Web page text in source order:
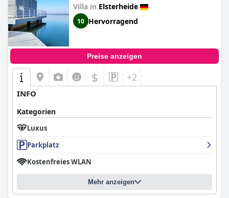
Villa in Elsterheide
10 Hervorragend
Preise anzeigen
$ +2
INFO
Kategorien
Luxus
Parkplatz
Kostenfreies WLAN
Mehr anzeigen